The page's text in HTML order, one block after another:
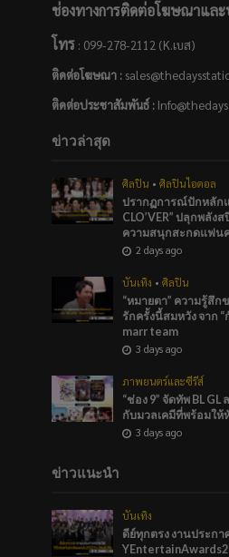
ช่องทางการติดต่อโฆษณาแล
โทร: 099-278-2112 (K.เบส)
ติดต่อโฆษณา :
ติดต่อประชาสัมพันธ์:
ข่าวล่าสุด
ศิลปิน • ศิลปินไอดอล
ปรากฏการณ์ปักหลักแ
CLO’VER” ปลุกพลัง
ความสนุกสะกดแฟน
2 days ago
บันเทิง • ศิลปิน
“หมายตา” ความรู้สึ
รักครั้งนี้สมหวัง จาก
marr team
3 days ago
ภาพยนตร์และซีรีส์
“ช่อง 9” จัดทัพ BL
กับมวลเคมีที่พร้อมให้
3 days ago
ข่าวแนะนำ
บันเทิง
ดีย์ทุกตรง งานประกา